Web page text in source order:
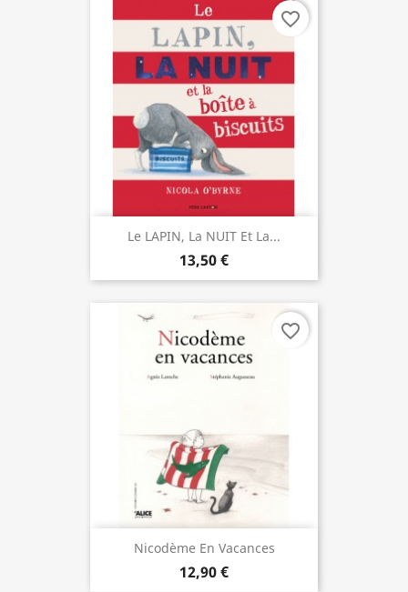
Le LAPIN, La NUIT Et La...
13,50 €
favorite_border
Nicodème En Vacances
12,90 €
favorite_border